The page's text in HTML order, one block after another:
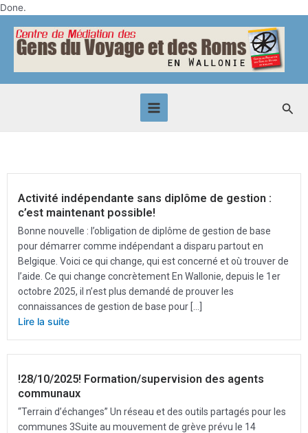
Done.
content
Main
Menu
Activité indépendante sans diplôme de gestion :
c’est maintenant possible!
Bonne nouvelle : l’obligation de diplôme de gestion de base
pour démarrer comme indépendant a disparu partout en
Belgique. Voici ce qui change, qui est concerné et où trouver de
l’aide. Ce qui change concrètement En Wallonie, depuis le 1er
octobre 2025, il n’est plus demandé de prouver les
connaissances de gestion de base pour […]
Lire la suite
!28/10/2025! Formation/supervision des agents
communaux
“Terrain d’échanges” Un réseau et des outils partagés pour les
communes 3Suite au mouvement de grève prévu le 14